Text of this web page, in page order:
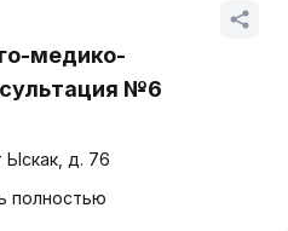
медико-
№6
Ыскак, д. 76
полностью